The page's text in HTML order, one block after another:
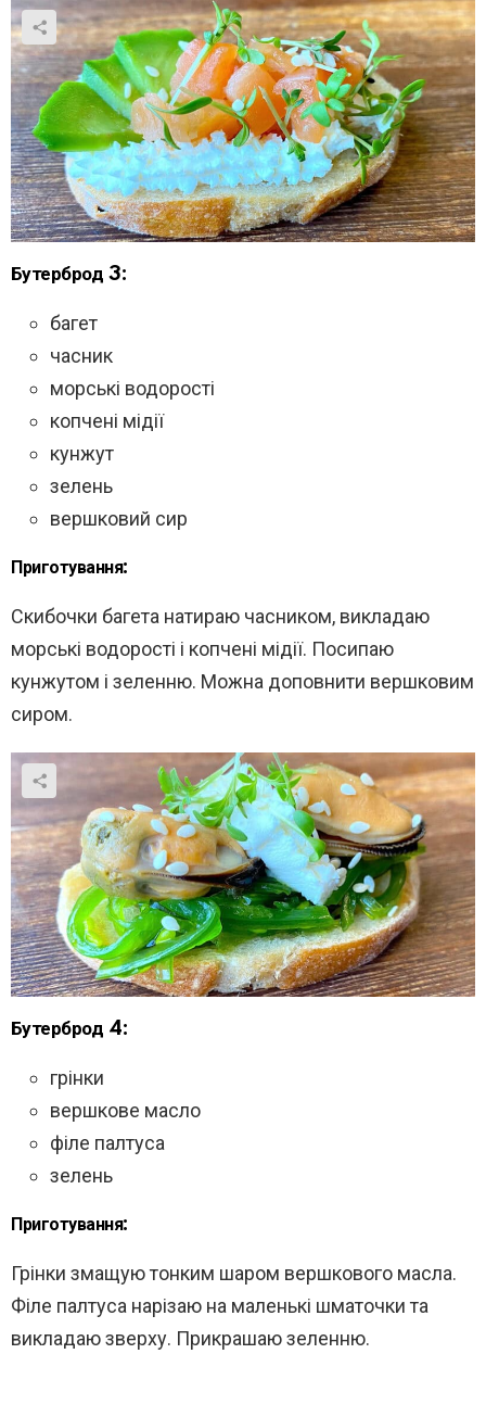
Бутерброд 3:
багет
часник
морські водорості
копчені мідії
кунжут
зелень
вершковий сир
Приготування:
Скибочки багета натираю часником, викладаю
морські водорості і копчені мідії. Посипаю
кунжутом і зеленню. Можна доповнити вершковим
сиром.
Бутерброд 4:
грінки
вершкове масло
філе палтуса
зелень
Приготування:
Грінки змащую тонким шаром вершкового масла.
Філе палтуса нарізаю на маленькі шматочки та
викладаю зверху. Прикрашаю зеленню.